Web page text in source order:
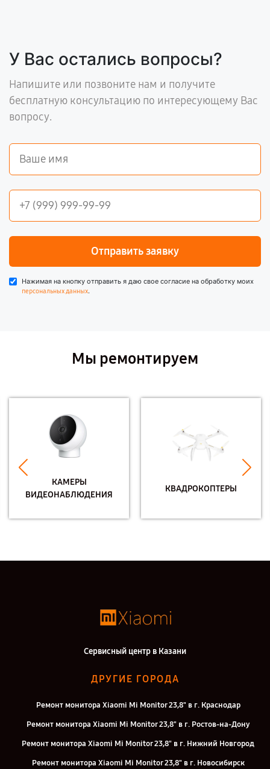
У Вас остались вопросы?
Напишите или позвоните нам и получите
бесплатную консультацию по интересующему Вас
вопросу.
Отправить заявку
Нажимая на кнопку отправить я даю свое согласие на обработку моих
персональных данных.
Мы ремонтируем
КАМЕРЫ
ВИДЕОНАБЛЮДЕНИЯ
КВАДРОКОПТЕРЫ
Сервисный центр в Казани
ДРУГИЕ ГОРОДА
Ремонт монитора Xiaomi Mi Monitor 23,8" в г. Краснодар
Ремонт монитора Xiaomi Mi Monitor 23,8" в г. Ростов-на-Дону
Ремонт монитора Xiaomi Mi Monitor 23,8" в г. Нижний Новгород
Ремонт монитора Xiaomi Mi Monitor 23,8" в г. Новосибирск